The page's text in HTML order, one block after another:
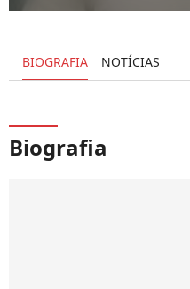
BIOGRAFIA NOTÍCIAS
Biografia